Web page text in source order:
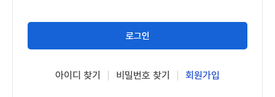
로그인
아이디 찾기 비밀번호 찾기 회원가입